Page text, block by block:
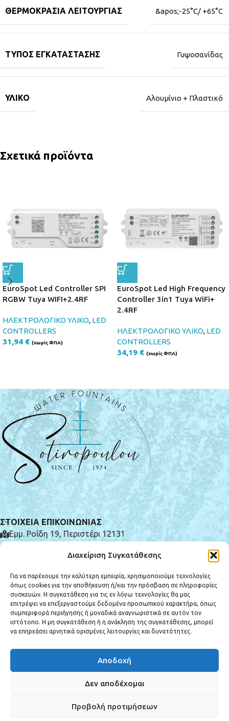
Διαχείριση Συγκατάθεσης
Για να παρέχουμε την καλύτερη εμπειρία, χρησιμοποιούμε τεχνολογίες
όπως cookies για την αποθήκευση ή/και την πρόσβαση σε πληροφορίες
συσκευών. Η συγκατάθεση για τις εν λόγω τεχνολογίες θα μας
επιτρέψει να επεξεργαστούμε δεδομένα προσωπικού χαρακτήρα, όπως
συμπεριφορά περιήγησης ή μοναδικά αναγνωριστικά σε αυτόν τον
ιστότοπο. Η μη συγκατάθεση ή η ανάκληση της συγκατάθεσης, μπορεί
να επηρεάσει αρνητικά ορισμένες λειτουργίες και δυνατότητες.
Αποδοχή
Δεν αποδέχομαι
Προβολή προτιμήσεων
ΘΕΡΜΟΚΡΑΣΊΑ ΛΕΙΤΟΥΡΓΊΑΣ &apos;-25°C/ +65°C
ΤΎΠΟΣ ΕΓΚΑΤΆΣΤΑΣΗΣ Γυψοσανίδας
ΥΛΙΚΌ Αλουμίνιο + Πλαστικό
Σχετικά προϊόντα
EuroSpot Led Controller SPI
RGBW Tuya WIFI+2.4RF
ΗΛΕΚΤΡΟΛΟΓΙΚΟ ΥΛΙΚΟ, LED
CONTROLLERS
31,94 € (χωρίς ΦΠΑ)
EuroSpot Led High Frequency
Controller 3in1 Tuya WiFi+
2.4RF
ΗΛΕΚΤΡΟΛΟΓΙΚΟ ΥΛΙΚΟ, LED
CONTROLLERS
34,19 € (χωρίς ΦΠΑ)
ΣΤΟΙΧΕΙΑ ΕΠΙΚΟΙΝΩΝΙΑΣ
Εμμ. Ροΐδη 19, Περιστέρι 12131
(+30) 210 575 0185
ΚΑΤΗΓΟΡΙΕΣ ΠΡΟΪΟΝΤΩΝ
ΕΞΥΠΗΡΕΤΗΣΗ ΠΕΛΑΤΩΝ
Copyright © 2025 e-syntrivania.gr - All rights reserved. Created by
Vrisko.gr